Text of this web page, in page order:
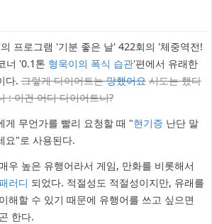
의 프로그램 '기분 좋은 날' 422회의 '체중역전!
너 '0.1톤 형욱이의 폭식 습관'편에서 유래한
다.그렇게 다이어트는망했어요 시도는 했다
: 이건 어디 다이어트니?
게 무언가를 빨리 요청할 때 "현기증 난단 말
요"로 사용된다.
우 높은 유행어라서 게임, 만화를 비롯해서
러디 되었다. 적절성도 적절성이지만, 유래를
해할 수 있기 때문에 유행어를 쓰고 싶으면
한다.